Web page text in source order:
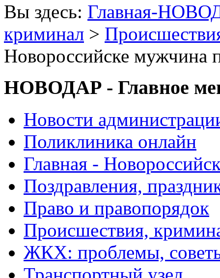
Вы здесь: Главная-
криминал >
Новороссийске мужчина
НОВОДАР - Главное
Новости
Поликлиника онлайн
Главная -
Поздравления,
Право и правопорядок
Происшествия,
ЖКХ: проблемы,